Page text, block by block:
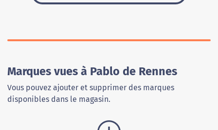
Marques vues à Pablo de Rennes
Vous pouvez ajouter et supprimer des marques
disponibles dans le magasin.